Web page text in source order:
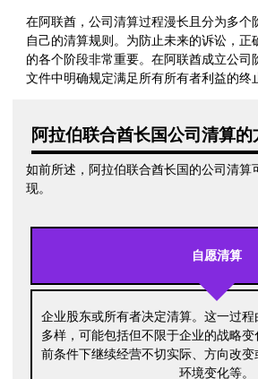
在阿联酋，公司清算过程漫长且分为多个
自己的清算规则。为防止未来的诉讼，正
的各个阶段非常重要。在阿联酋成立公司
文件中明确规定满足所有所有者利益的终
阿拉伯联合酋长国公司清算
如前所述，阿拉伯联合酋长国的公司清算
现。
自愿清算
企业股东或所有者决定清算。这一过程
多样，可能包括但不限于企业的战略变
前条件下继续经营不切实际、方向改变
环境变化等。